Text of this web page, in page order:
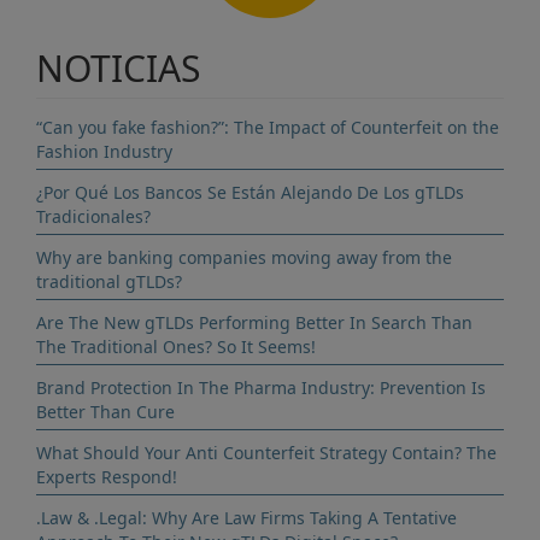
NOTICIAS
“Can you fake fashion?”: The Impact of Counterfeit on the
Fashion Industry
¿Por Qué Los Bancos Se Están Alejando De Los gTLDs
Tradicionales?
Why are banking companies moving away from the
traditional gTLDs?
Are The New gTLDs Performing Better In Search Than
The Traditional Ones? So It Seems!
Brand Protection In The Pharma Industry: Prevention Is
Better Than Cure
What Should Your Anti Counterfeit Strategy Contain? The
Experts Respond!
.Law & .Legal: Why Are Law Firms Taking A Tentative